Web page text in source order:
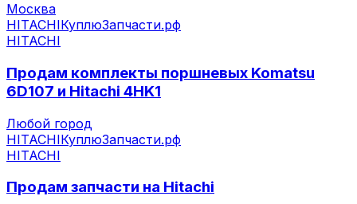
Москва
HITACHIКуплюЗапчасти.рф
HITACHI
Продам комплекты поршневых Komatsu
6D107 и Hitachi 4HK1
Любой город
HITACHIКуплюЗапчасти.рф
HITACHI
Продам запчасти на Hitachi